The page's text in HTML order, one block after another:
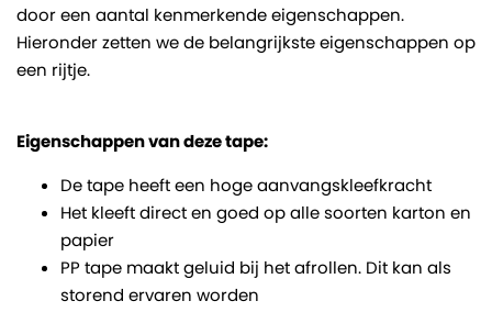
door een aantal kenmerkende eigenschappen.
Hieronder zetten we de belangrijkste eigenschappen op
een rijtje.
Eigenschappen van deze tape:
De tape heeft een hoge aanvangskleefkracht
Het kleeft direct en goed op alle soorten karton en
papier
PP tape maakt geluid bij het afrollen. Dit kan als
storend ervaren worden